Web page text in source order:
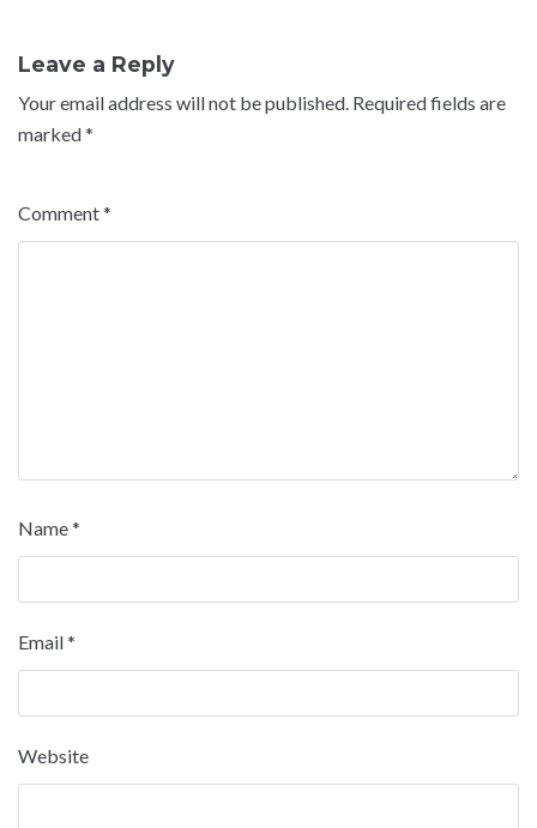
Leave a Reply
Your email address will not be published. Required fields are
marked*
Comment*
Name*
Email*
Website